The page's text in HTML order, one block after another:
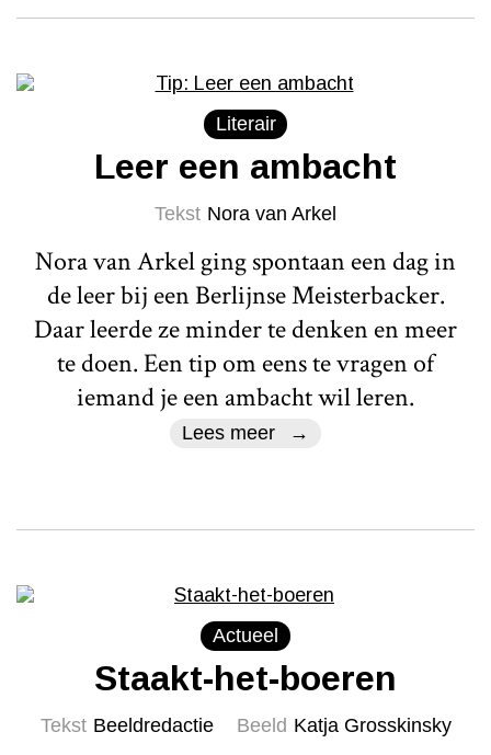
Literair
Leer een ambacht
Tekst Nora van Arkel
Nora van Arkel ging spontaan een dag in
de leer bij een Berlijnse Meisterbacker.
Daar leerde ze minder te denken en meer
te doen. Een tip om eens te vragen of
iemand je een ambacht wil leren.
Lees meer
Actueel
Staakt-het-boeren
Tekst Beeldredactie Beeld Katja Grosskinsky